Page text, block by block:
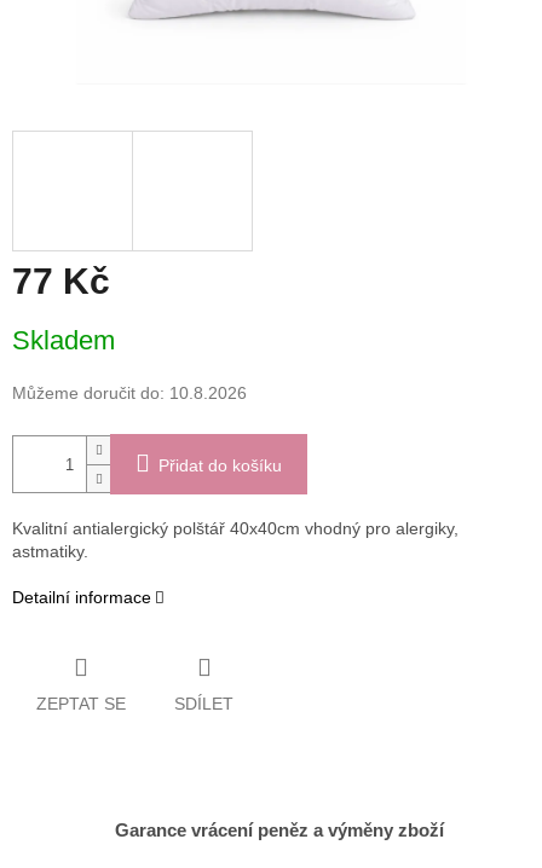
77 Kč
cena:
Skladem
Můžeme doručit do: 10.8.2026
Přidat do košíku
Kvalitní antialergický polštář 40x40cm vhodný pro alergiky,
astmatiky.
Detailní informace
ZEPTAT SE SDÍLET
Garance vrácení peněz a výměny zboží